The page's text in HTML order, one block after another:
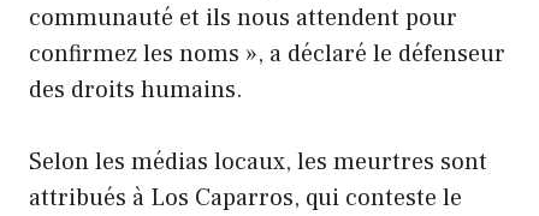
communauté et ils nous attendent pour
confirmez les noms », a déclaré le défenseur
des droits humains.
Selon les médias locaux, les meurtres sont
attribués à Los Caparros, qui conteste le